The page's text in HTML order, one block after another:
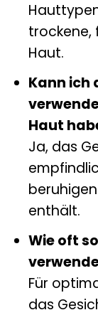
trockene,
Haut.
Kann ich
Haut
Ja, das
enthält.
Wie oft
Für
das